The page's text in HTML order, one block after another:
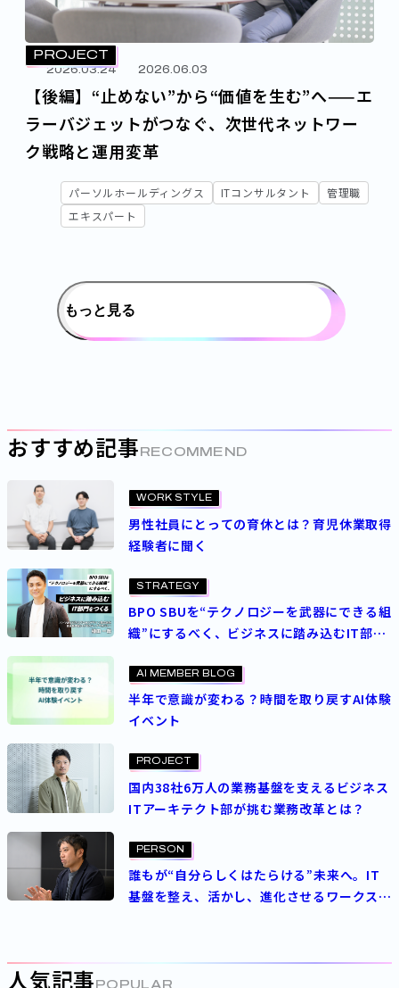
PROJECT
2026.03.24 2026.06.03
【後編】“止めない”から“価値を生む”へ——エ
ラーバジェットがつなぐ、次世代ネットワー
ク戦略と運用変革
パーソルホールディングス ITコンサルタント
管理職
エキスパート
もっと見る
PROJECT
2026.03.19 2026.06.03
【前編】“止めない”から“価値を生む”へ——エ
ラーバジェットがつなぐ、次世代ネットワー
ク戦略と運用変革
パーソルホールディングス
エキスパート
おすすめ記事 RECOMMEND
WORK STYLE
男性社員にとっての育休とは？育児休業取得
経験者に聞く
STRATEGY
BPO SBUを“テクノロジーを武器にできる組
織”にするべく、ビジネスに踏み込むIT部門
AI MEMBER BLOG
半年で意識が変わる？時間を取り戻すAI体験
イベント
PROJECT
国内38社6万人の業務基盤を支えるビジネス
ITアーキテクト部が挑む業務改革とは？
PERSON
誰もが“自分らしくはたらける”未来へ。IT
基盤を整え、活かし、進化させるワークスタ
人気記事 POPULAR